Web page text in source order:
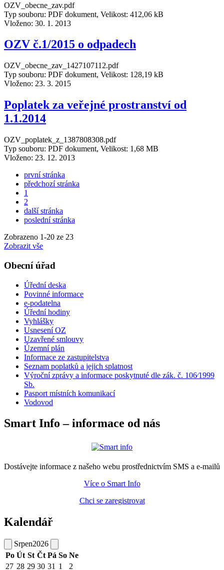
OZV_obecne_zav.pdf
Typ souboru: PDF dokument, Velikost: 412,06 kB
Vloženo: 30. 1. 2013
OZV č.1/2015 o odpadech
OZV_obecne_zav_1427107112.pdf
Typ souboru: PDF dokument, Velikost: 128,19 kB
Vloženo: 23. 3. 2015
Poplatek za veřejné prostranství od
1.1.2014
OZV_poplatek_z_1387808308.pdf
Typ souboru: PDF dokument, Velikost: 1,68 MB
Vloženo: 23. 12. 2013
první stránka
předchozí stránka
1
2
další stránka
poslední stránka
Zobrazeno 1-20 ze 23
Zobrazit vše
Obecní úřad
Úřední deska
Povinné informace
e-podatelna
Úřední hodiny
Vyhlášky
Usnesení OZ
Uzavřené smlouvy
Územní plán
Informace ze zastupitelstva
Seznam poplatků a jejich splatnost
Výroční zprávy a informace poskytnuté dle zák. č. 106⁄1999
Sb.
Pasport místních komunikací
Vodovod
Smart Info – informace od nás
Dostávejte informace z našeho webu prostřednictvím SMS a e-mailů
Více o Smart Info
Chci se zaregistrovat
Kalendář
Srpen2026
Po Út St Čt Pá So Ne
27 28 29 30 31 1 2